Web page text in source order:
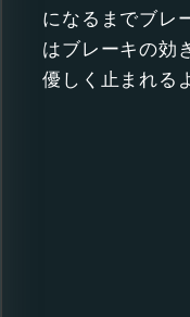
になるまでブレ
はブレーキの効
優しく止まれる